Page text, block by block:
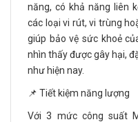
năng, có khả năng liên
các loại vi rút, vi trùng
giúp bảo vệ sức khoẻ
nhìn thấy được gây hại,
như hiện nay.
📌 Tiết kiệm năng lượng
Với 3 mức công suất